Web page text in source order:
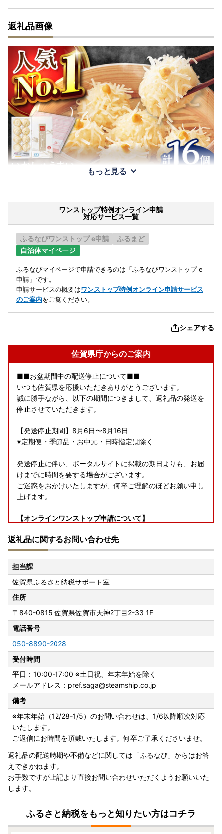
返礼品画像
もっと見る
ワンストップ特例オンライン申請
対応サービス一覧
ふるなびワンストップ e申請
ふるまど
自治体マイページ
ふるなびマイページで申請できるのは「ふるなびワンストップ e
申請」です。
申請サービスの概要はワンストップ特例オンライン申請サービス
のご案内をご覧ください。
シェアする
佐賀県庁からのご案内
■■お盆期間中の配送停止について■■
いつも佐賀県を応援いただきありがとうございます。
誠に勝手ながら、以下の期間につきまして、返礼品の発送を
停止させていただきます。
【発送停止期間】8月6日〜8月16日
※定期便・季節品・お中元・日時指定は除く
発送停止に伴い、ポータルサイトに掲載の期日よりも、お届
けまでに時間を要する場合がございます。
ご迷惑をおかけいたしますが、何卒ご理解のほどお願い申し
上げます。
【オンラインワンストップ申請について】
▼書類送付について（寄附金受領証明書、ワンストップ特例
申請書）
返礼品とは別送にて、入金確認後30日以内に寄附者登録住
所へ郵送いたします。
【佐賀県焼き物の個体差・破損・欠陥について】
・個体差について
・破損・欠陥について
※重要※【『ヤマト運輸・転送サービスの有料化』について
のおしらせ】
令和5年6月1日発送分より転送サービスが有料となりました
ーーーーーーーーーーーーーーーーーーーーーーーーーーー
ーーーーーーーーーーーーー
令和5年6月1日（木）受付分より荷物の送り状に記載された
住所以外にお届け先を変更（転送）する場合
送り状記載のお届け先から変更後のお届け先までの運賃（定
価・着払い）を収受いたします。※ヤマト運輸HPより抜粋
ーーーーーーーーーーーーーーーーーーーーーーーーーーー
ーーーーーーーーーーーーー
お届け先が変更となる場合は、事前に当県へご連絡をお願い
いたします。
【個人情報の取り扱いについて】
お寄せいただいた個人情報は、寄附金の受付、入金及び返礼
品発送に係る確認・連絡、各種お問い合わせ、寄附の使い道
返礼品に関するお問い合わせ先
担当課
佐賀県ふるさと納税サポート室
住所
〒840-0815佐賀県佐賀市天神2丁目2-33 1F
電話番号
050-8890-2028
受付時間
平日：10:00-17:00 ※土日祝、年末年始を除く
メールアドレス：pref.saga@steamship.co.jp
備考
※年末年始（12/28-1/5）のお問い合わせは、1/6以降順次対応
いたします。
ご返信にお時間を頂戴いたします。何卒ご了承くださいませ。
返礼品の配送時期や不備などに関しては「ふるなび」からはお答
えできかねます。
お手数ですが上記より直接お問い合わせいただくようお願いいた
します。
ふるさと納税をもっと知りたい方はコチラ